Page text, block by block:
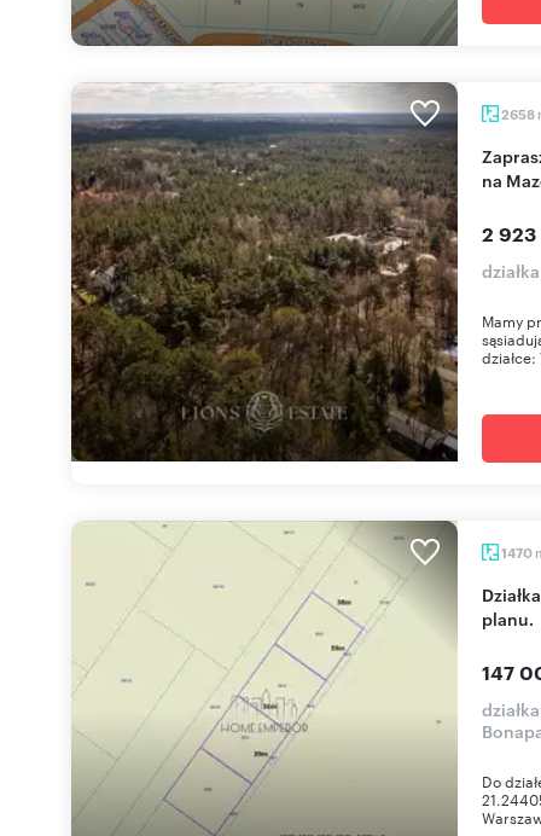
2658
Zapraszam do zakupu działki 2658 m² z widokiem
na
2 923
Mamy
1470
Działka 1470 m² pod zabudowę w Wawerze bez
planu.
147
Do